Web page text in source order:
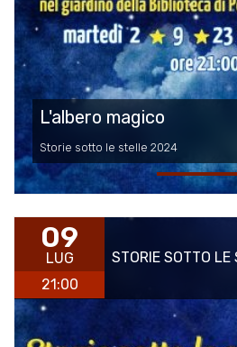
L'albero magico
Storie sotto le stelle 2024
09
LUG
21:00
STORIE SOTTO LE